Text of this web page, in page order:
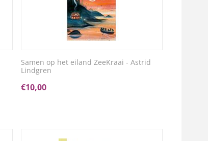
Samen op het eiland ZeeKraai - Astrid
Lindgren
€10,00